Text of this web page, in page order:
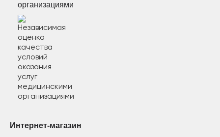
организациями
Интернет-магазин